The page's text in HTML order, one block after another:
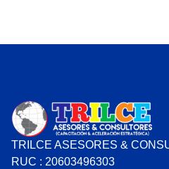
TRILCE ASESORES &
RUC : 20603496303